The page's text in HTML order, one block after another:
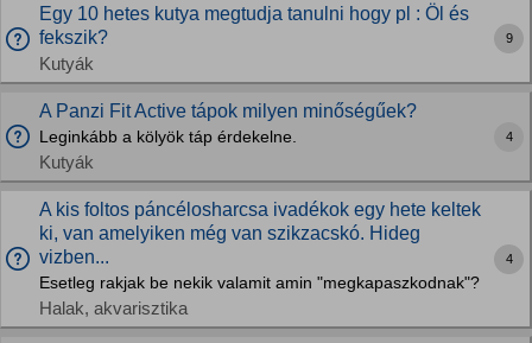
Egy 10 hetes kutya megtudja tanulni hogy pl : Öl és
fekszik?
Kutyák
9
A Panzi Fit Active tápok milyen minőségűek?
Leginkább a kölyök táp érdekelne.
Kutyák
4
A kis foltos páncélosharcsa ivadékok egy hete keltek
ki, van amelyiken még van szikzacskó. Hideg
vizben...
Esetleg rakjak be nekik valamit amin "megkapaszkodnak"?
Halak, akvarisztika
4